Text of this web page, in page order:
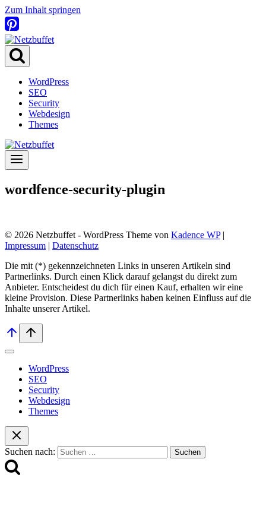
Zum Inhalt springen
WordPress
SEO
Security
Webdesign
Themes
wordfence-security-plugin
© 2026 Netzbuffet - WordPress Theme von Kadence WP|
Impressum | Datenschutz
Die mit (*) gekennzeichneten Links in unseren Artikeln sind
Partnerlinks. Durch einen Klick darauf ge­lan­gst du direkt zum
Anbieter. Entscheidest du dich für einen Kauf, erhalten wir ei­ne
kleine Provision. Diese Partnerlinks haben keinen Einfluss auf die
Inhalte unserer Artikel.
WordPress
SEO
Security
Webdesign
Themes
Suchen nach: